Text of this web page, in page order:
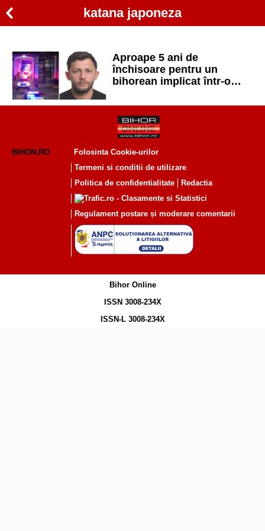
katana japoneza
Aproape 5 ani de
închisoare pentru un
bihorean implicat într-o
o ”colecție” de condamnări
BIHON.RO
Folosinta Cookie-urilor
Termeni si conditii de utilizare
Politica de confidentialitate
Redactia
Regulament postare și moderare comentarii
Bihor Online
ISSN 3008-234X
ISSN-L 3008-234X